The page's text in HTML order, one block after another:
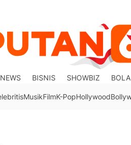
NEWS BISNIS SHOWBIZ BOLA
MusikFilmK-PopHollywood